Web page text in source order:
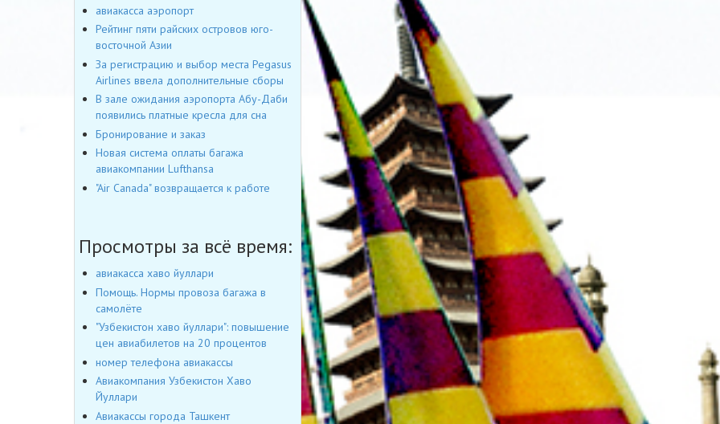
авиакасса аэропорт
Рейтинг пяти райских островов юго-
восточной Азии
За регистрацию и выбор места Pegasus
Airlines ввела дополнительные сборы
В зале ожидания аэропорта Абу-Даби
появились платные кресла для сна
Бронирование и заказ
Новая система оплаты багажа
авиакомпании Lufthansa
"Air Canada" возвращается к работе
Просмотры за всё время:
авиакасса хаво йуллари
Помощь. Нормы провоза багажа в
самолёте
"Узбекистон хаво йуллари": повышение
цен авиабилетов на 20 процентов
номер телефона авиакассы
Авиакомпания Узбекистон Хаво
Йуллари
Авиакассы города Ташкент